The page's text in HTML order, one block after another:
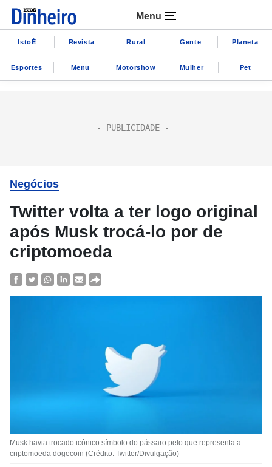
Menu
IstoÉ Revista Rural Gente Planeta
Esportes Menu Motorshow Mulher Pet
Negócios
Twitter volta a ter logo original
após Musk trocá-lo por de
criptomoeda
Musk havia trocado icônico símbolo do pássaro pelo que representa a
criptomoeda dogecoin (Crédito: Twitter/Divulgação)